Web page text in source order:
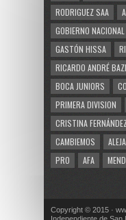
RODRIGUEZ SAA
GOBIERNO NACIONAL
GASTÓN HISSA
RICARDO ANDRÉ
BOCA JUNIORS
PRIMERA DIVISION
CRISTINA
CAMBIEMOS
PRO
AFA
Copyright © 2015 ·